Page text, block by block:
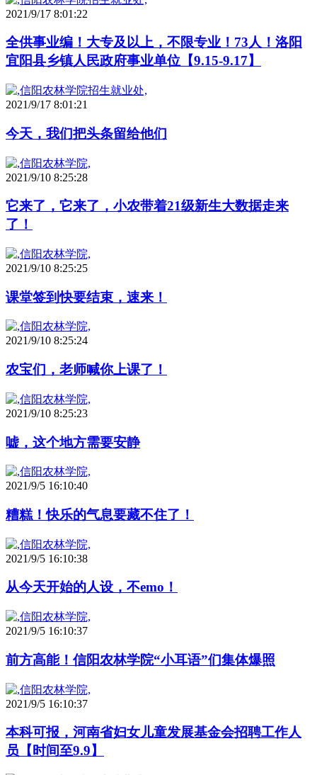
2021/9/17 8:01:22
全供事业编！大专及以上，不限专业！73人！洛阳
宜阳县乡镇人民政府事业单位【9.15-9.17】
2021/9/17 8:01:21
今天，我们把头条留给他们
2021/9/10 8:25:28
它来了，它来了，小农带着21级新生大数据走来
了！
2021/9/10 8:25:25
课堂签到快要结束，速来！
2021/9/10 8:25:24
农宝们，老师喊你上课了！
2021/9/10 8:25:23
嘘，这个地方需要安静
2021/9/5 16:10:40
糟糕！快乐的气息要藏不住了！
2021/9/5 16:10:38
从今天开始的人设，不emo！
2021/9/5 16:10:37
前方高能！信阳农林学院“小耳语”们集体爆照
2021/9/5 16:10:37
本科可报，河南省妇女儿童发展基金会招聘工作人
员【时间至9.9】